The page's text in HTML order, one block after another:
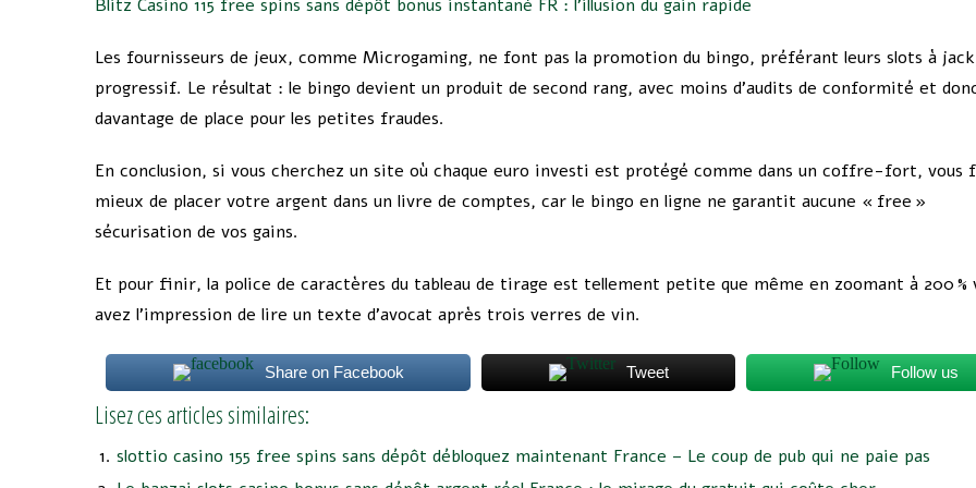
Blitz Casino 115 free spins sans dépôt bonus instantané FR : l’illusion du gain rapide
Les fournisseurs de jeux, comme Microgaming, ne font pas la promotion du bingo, préférant leurs slots à
progressif. Le résultat : le bingo devient un produit de second rang, avec moins d’audits de conformité et
davantage de place pour les petites fraudes.
En conclusion, si vous cherchez un site où chaque euro investi est protégé comme dans un coffre-fort, vous
mieux de placer votre argent dans un livre de comptes, car le bingo en ligne ne garantit aucune « free »
sécurisation de vos gains.
Et pour finir, la police de caractères du tableau de tirage est tellement petite que même en zoomant à 200 %
avez l’impression de lire un texte d’avocat après trois verres de vin.
Share on Facebook Tweet Follow us
Lisez ces articles similaires:
slottio casino 155 free spins sans dépôt débloquez maintenant France – Le coup de pub qui ne paie pas